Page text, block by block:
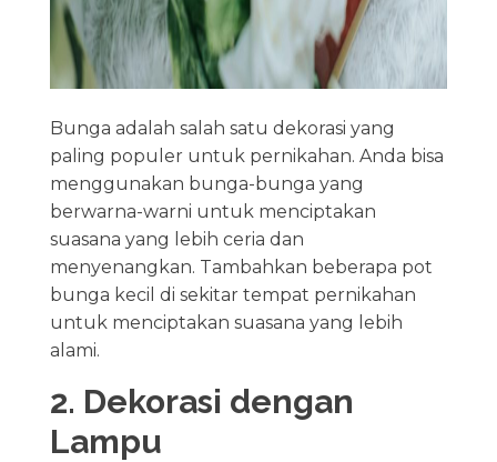
Bunga adalah salah satu dekorasi yang
paling populer untuk pernikahan. Anda bisa
menggunakan bunga-bunga yang
berwarna-warni untuk menciptakan
suasana yang lebih ceria dan
menyenangkan. Tambahkan beberapa pot
bunga kecil di sekitar tempat pernikahan
untuk menciptakan suasana yang lebih
alami.
2. Dekorasi dengan
Lampu